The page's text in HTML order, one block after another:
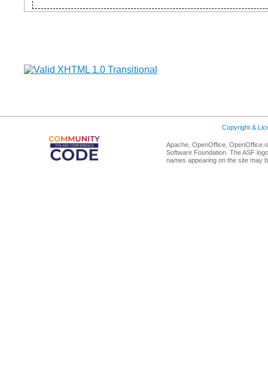
Copyright &
Apache, OpenOffice,
Software Foundation. The ASF
names appearing on the site may